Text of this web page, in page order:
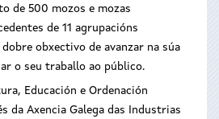
de 500 mozos e mozas
de 11 agrupacións
obxectivo de avanzar na súa
o seu traballo ao público.
Educación e Ordenación
da Axencia Galega das Industrias